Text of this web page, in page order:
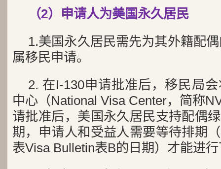
（2）申请人为美国永久居民
1.美国永久居民需先为其外籍配
属移民申请。
2. 在I-130申请批准后，移民局
中心（National Visa Center，简称
请批准后，美国永久居民支持配偶
期，申请人和受益人需要等待排期
表Visa Bulletin表B的日期）才能进